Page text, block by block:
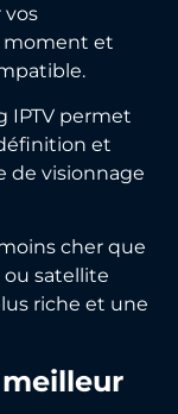
vos
moment et
IPTV permet
et
de visionnage
cher que
ou satellite
riche et une